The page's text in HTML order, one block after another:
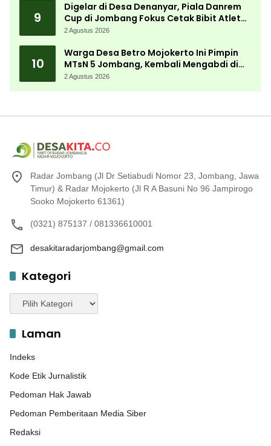
9
Digelar di Desa Denanyar, Piala Danrem
Cup di Jombang Fokus Cetak Bibit Atlet
Menembak Berprestasi
2 Agustus 2026
10
Warga Desa Betro Mojokerto Ini Pimpin
MTsN 5 Jombang, Kembali Mengabdi di
Almamater
2 Agustus 2026
Radar Jombang (Jl Dr Setiabudi Nomor 23, Jombang, Jawa
Timur) & Radar Mojokerto (Jl R A Basuni No 96 Jampirogo
Sooko Mojokerto 61361)
(0321) 875137 / 081336610001
desakitaradarjombang@gmail.com
Kategori
Kategori
Laman
Indeks
Kode Etik Jurnalistik
Pedoman Hak Jawab
Pedoman Pemberitaan Media Siber
Redaksi